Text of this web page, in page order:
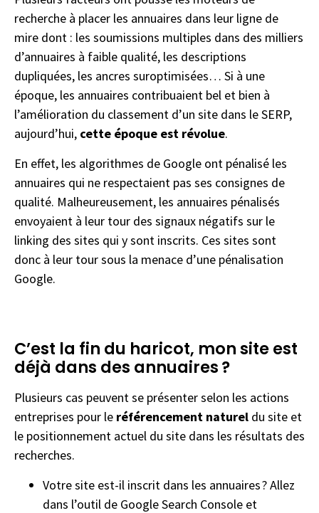
recherche à placer les annuaires dans leur ligne de
mire dont : les soumissions multiples dans des milliers
d’annuaires à faible qualité, les descriptions
dupliquées, les ancres suroptimisées… Si à une
époque, les annuaires contribuaient bel et bien à
l’amélioration du classement d’un site dans le SERP,
aujourd’hui, cette époque est révolue.
En effet, les algorithmes de Google ont pénalisé les
annuaires qui ne respectaient pas ses consignes de
qualité. Malheureusement, les annuaires pénalisés
envoyaient à leur tour des signaux négatifs sur le
linking des sites qui y sont inscrits. Ces sites sont
donc à leur tour sous la menace d’une pénalisation
Google.
C’est la fin du haricot, mon site est
déjà dans des annuaires ?
Plusieurs cas peuvent se présenter selon les actions
entreprises pour le référencement naturel du site et
le positionnement actuel du site dans les résultats des
recherches.
Votre site est-il inscrit dans les annuaires ? Allez
dans l’outil de Google Search Console et